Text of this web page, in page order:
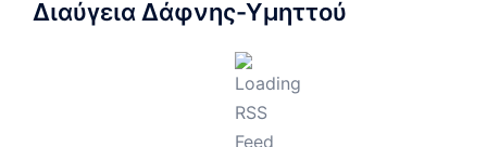
Διαύγεια Δάφνης-Υμηττού